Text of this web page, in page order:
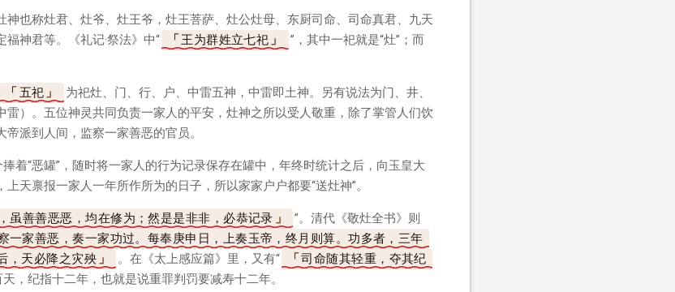
神也称灶君、灶爷、灶王爷，灶王菩萨、灶公灶母、东厨司命、司命真君、九天
神君等。《礼记·祭法》中“
王为群姓立七祀
”，其中一祀就是“灶”；而
五祀
为祀灶、门、行、户、中雷五神，中雷即土神。另有说法为门、井、
雷）。五位神灵共同负责一家人的平安，灶神之所以受人敬重，除了掌管人们饮
派到人间，监察一家善恶的官员。
着“恶罐”，随时将一家人的行为记录保存在罐中，年终时统计之后，向玉皇大
天禀报一家人一年所作所为的日子，所以家家户户都要“送灶神”。
虽善善恶恶，均在修为；然是是非非，必恭记录
”。清代《敬灶全书》则
一家善恶，奏一家功过。每奉庚申日，上奏玉帝，终月则算。功多者，三年
，天必降之灾殃
。在《太上感应篇》里，又有“
司命随其轻重，夺其纪
，纪指十二年，也就是说重罪判罚要减寿十二年。